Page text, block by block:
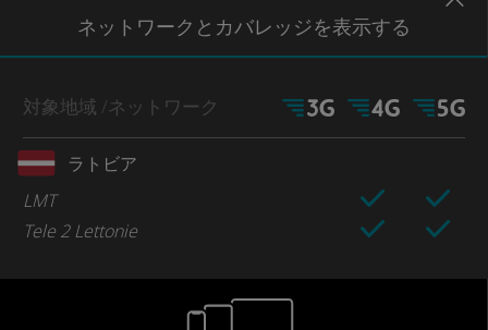
ネットワークとカバレッジを表示する
対象地域 /ネットワーク
ラトビア
LMT
Tele 2 Lettonie